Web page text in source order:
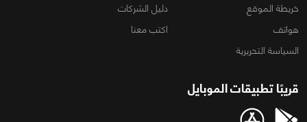
خريطة الموقع
دليل الشركات
هواتف
اكتب معنا
السياسة التحريرية
قريبًا تطبيقات الموبايل